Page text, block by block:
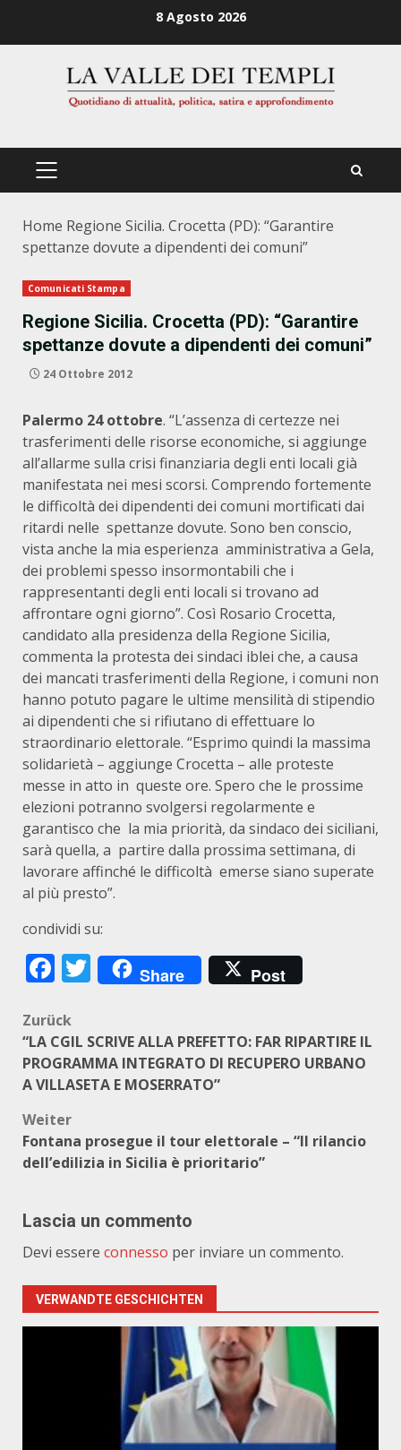
8 Agosto 2026
PRIMÄRES
Home Regione Sicilia. Crocetta (PD): “Garantire
spettanze dovute a dipendenti dei comuni”
Comunicati Stampa
Regione Sicilia. Crocetta (PD): “Garantire
spettanze dovute a dipendenti dei comuni”
24 Ottobre 2012
Palermo 24 ottobre. “L’assenza di certezze nei
trasferimenti delle risorse economiche, si aggiunge
all’allarme sulla crisi finanziaria degli enti locali già
manifestata nei mesi scorsi. Comprendo fortemente
le difficoltà dei dipendenti dei comuni mortificati dai
ritardi nelle spettanze dovute. Sono ben conscio,
vista anche la mia esperienza amministrativa a Gela,
dei problemi spesso insormontabili che i
rappresentanti degli enti locali si trovano ad
affrontare ogni giorno”. Così Rosario Crocetta,
candidato alla presidenza della Regione Sicilia,
commenta la protesta dei sindaci iblei che, a causa
dei mancati trasferimenti della Regione, i comuni non
hanno potuto pagare le ultime mensilità di stipendio
ai dipendenti che si rifiutano di effettuare lo
straordinario elettorale. “Esprimo quindi la massima
solidarietà – aggiunge Crocetta – alle proteste
messe in atto in queste ore. Spero che le prossime
elezioni potranno svolgersi regolarmente e
garantisco che la mia priorità, da sindaco dei siciliani,
sarà quella, a partire dalla prossima settimana, di
lavorare affinché le difficoltà emerse siano superate
al più presto”.
condividi su:
Facebook
Twitter
Share Post
Beitragsnavigation
Zurück
“LA CGIL SCRIVE ALLA PREFETTO: FAR RIPARTIRE IL
PROGRAMMA INTEGRATO DI RECUPERO URBANO
A VILLASETA E MOSERRATO”
Weiter
Fontana prosegue il tour elettorale – “Il rilancio
dell’edilizia in Sicilia è prioritario”
Lascia un commento
Devi essere connesso per inviare un commento.
VERWANDTE GESCHICHTEN